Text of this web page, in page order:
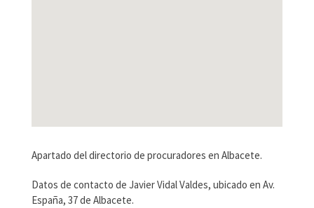
Apartado del directorio de procuradores en Albacete.
Datos de contacto de Javier Vidal Valdes, ubicado en Av.
España, 37 de Albacete.